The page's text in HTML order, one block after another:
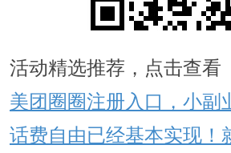
活动精选推荐，点击查看
美团圈圈注册入口，小副
话费自由已经基本实现！